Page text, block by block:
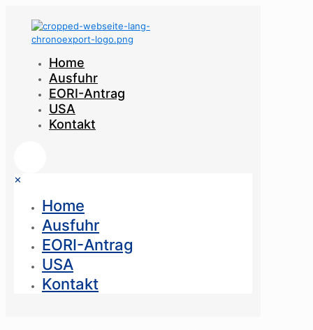
Home
Ausfuhr
EORI-Antrag
USA
Kontakt
✕
Home
Ausfuhr
EORI-Antrag
USA
Kontakt